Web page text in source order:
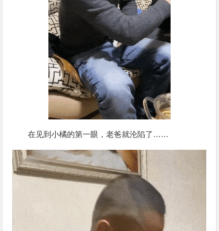
在见到小橘的第一眼，老爸就沦陷了……